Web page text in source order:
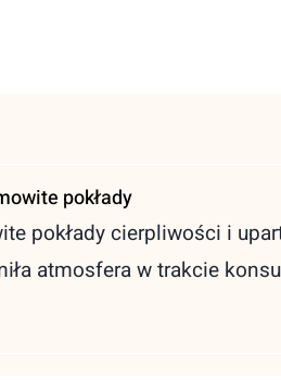
pokłady
pokłady cierpliwości i
atmosfera w trakcie